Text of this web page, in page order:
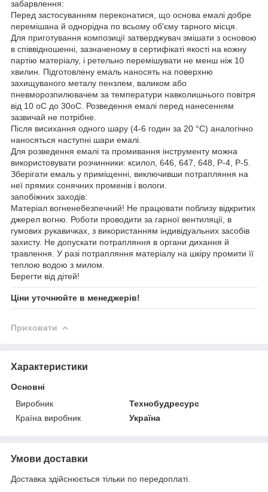
забарвлення:
Перед застосуванням переконатися, що основа емалі добре
перемішана й однорідна по всьому об'єму тарного місця.
Для приготування композиції затверджувач змішати з основою
в співвідношенні, зазначеному в сертифікаті якості на кожну
партію матеріалу, і ретельно перемішувати не менш ніж 10
хвилин. Підготовлену емаль наносять на поверхню
захищуваного металу пензлем, валиком або
пневморозпилювачем за температури навколишнього повітря
від 10 oС до 30oС. Розведення емалі перед нанесенням
зазвичай не потрібне.
Після висихання одного шару (4-6 годин за 20 °C) аналогічно
наносяться наступні шари емалі.
Для розведення емалі та промивання інструменту можна
використовувати розчинники: ксилол, 646, 647, 648, Р-4, Р-5.
Зберігати емаль у приміщенні, виключивши потрапляння на
неї прямих сонячних променів і вологи.
запобіжних заходів:
Матеріал вогненебезпечний! Не працювати поблизу відкритих
джерел вогню. Роботи проводити за гарної вентиляції, в
гумових рукавичках, з використанням індивідуальних засобів
захисту. Не допускати потрапляння в органи дихання й
травлення. У разі потрапляння матеріалу на шкіру промити її
теплою водою з милом.
Берегти від дітей!
Ціни уточнюйте в менеджерів!
Приховати
Характеристики
Основні
Виробник
Технобудресурс
Країна виробник
Україна
Умови доставки
Доставка здійснюється тільки по передоплаті.